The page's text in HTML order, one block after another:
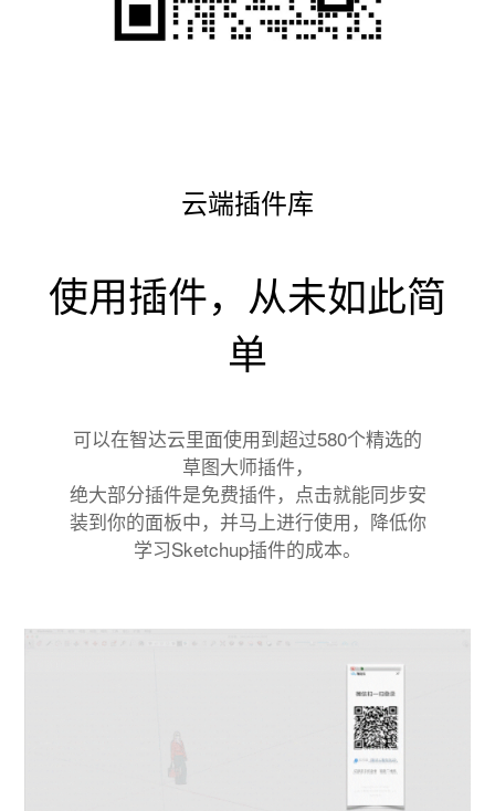
云端插件库
使用插件，从未如此简
单
可以在智达云里面使用到超过580个精选的
草图大师插件，
绝大部分插件是免费插件，点击就能同步安
装到你的面板中，并马上进行使用，降低你
学习Sketchup插件的成本。